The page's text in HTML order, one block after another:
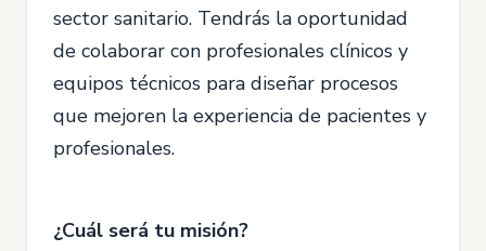
sector sanitario. Tendrás la oportunidad
de colaborar con profesionales clínicos y
equipos técnicos para diseñar procesos
que mejoren la experiencia de pacientes y
profesionales.
¿Cuál será tu misión?